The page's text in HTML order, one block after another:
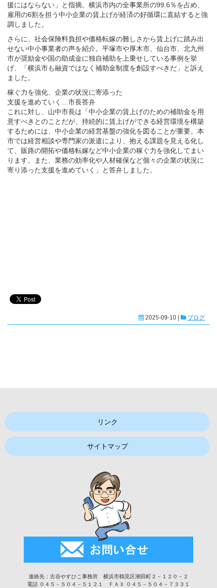
援にはならない」と指摘。横浜市内の全事業所の99.6％を占め、
雇用の6割を担う中小企業の賃上げが経済の好循環に直結すると強
調しました。
さらに、社会保険料負担や価格転嫁の難しさから賃上げに踏み出
せない中小事業者の声を紹介。平塚市や厚木市、仙台市、北九州
市が奨励金や国の助成金に独自補助を上乗せしている事例を挙
げ、「横浜市も融資ではなく補助金制度を創設すべきだ」と訴え
ました。
稼ぐ力を強化、企業の状況に寄添った
支援を進めていく…市長答弁
これに対し、山中市長は「中小企業の賃上げのための補助金を用
意すべきとのことだが、持続的に賃上げができる経営環境を構築
するためには、中小企業の経営基盤の強化を図ることが重要。本
市では経営相談や専門家の派遣により、抱える課題を見える化し
て、販路の開拓や価格転嫁など中小企業の稼ぐ力を強化してまい
ります。また、業務の効率化や人材確保など個々の企業の状況に
寄り添った支援を進めていく」と答弁しました。
2025-09-10 | ブログ
リンク
サイトマップ
連絡先：古谷やすひこ事務所 横浜市鶴見区潮田町２－１２０－２
電話 ０４５－５０４－５１２１ ＦＡＸ ０４５－５０４－７３３１